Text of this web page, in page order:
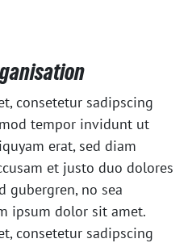
consetetur sadipscing
tempor invidunt ut
erat, sed diam
et justo duo dolores
gubergren, no sea
ipsum dolor sit amet.
consetetur sadipscing